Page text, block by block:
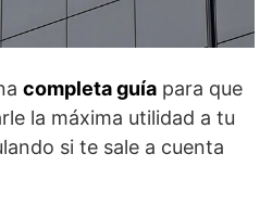
completa guía para que
la máxima utilidad a tu
si te sale a cuenta